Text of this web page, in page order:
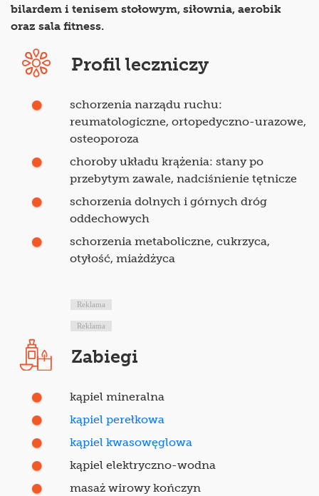
bilardem i tenisem stołowym, siłownia, aerobik
oraz sala fitness.
Profil leczniczy
schorzenia narządu ruchu:
reumatologiczne, ortopedyczno-urazowe,
osteoporoza
choroby układu krążenia: stany po
przebytym zawale, nadciśnienie tętnicze
schorzenia dolnych i górnych dróg
oddechowych
schorzenia metaboliczne, cukrzyca,
otyłość, miażdżyca
Reklama
Reklama
Zabiegi
kąpiel mineralna
kąpiel perełkowa
kąpiel kwasowęglowa
kąpiel elektryczno-wodna
masaż wirowy kończyn